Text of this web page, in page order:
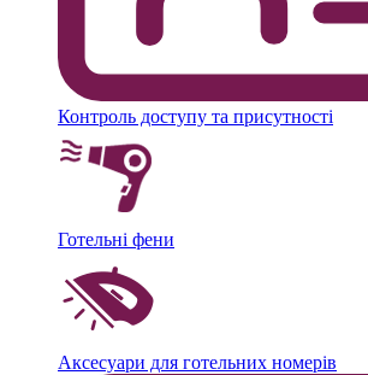
Контроль доступу та присутності
Готельні фени
Аксесуари для готельних номерів